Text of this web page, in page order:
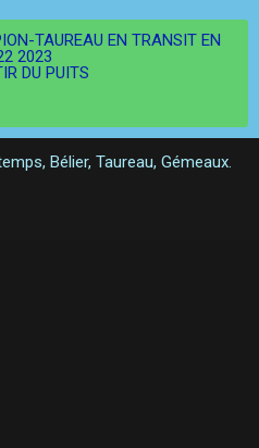
TAUREAU EN TRANSIT EN
2023
DU PUITS
Bélier, Taureau, Gémeaux.